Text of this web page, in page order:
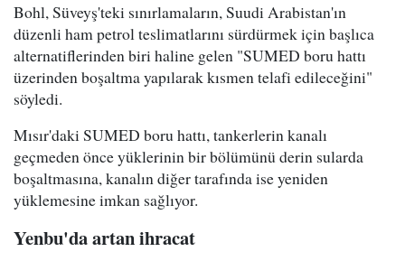
Bohl, Süveyş'teki sınırlamaların, Suudi Arabistan'ın
düzenli ham petrol teslimatlarını sürdürmek için başlıca
alternatiflerinden biri haline gelen "SUMED boru hattı
üzerinden boşaltma yapılarak kısmen telafi edileceğini"
söyledi.
Mısır'daki SUMED boru hattı, tankerlerin kanalı
geçmeden önce yüklerinin bir bölümünü derin sularda
boşaltmasına, kanalın diğer tarafında ise yeniden
yüklemesine imkan sağlıyor.
Yenbu'da artan ihracat